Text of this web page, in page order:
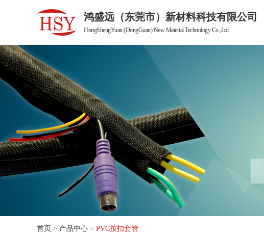
鸿盛远（东莞市）新材料科技有限公司
HongShengYuan (DongGuan) New Material Technology Co.,Ltd.
首页 > 产品中心 > PVC按扣套管